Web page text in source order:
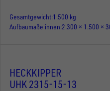
Gesamtgewicht 1.500 kg
Aufbaumaße innen 2.300 × 1.500 ×
HECKKIPPER
UHK 2315-15-13